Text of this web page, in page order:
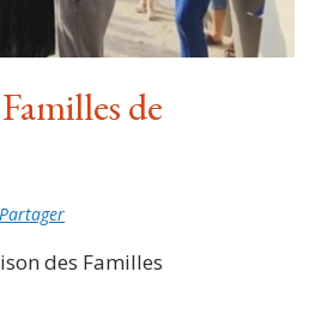
de
Partager
des Familles